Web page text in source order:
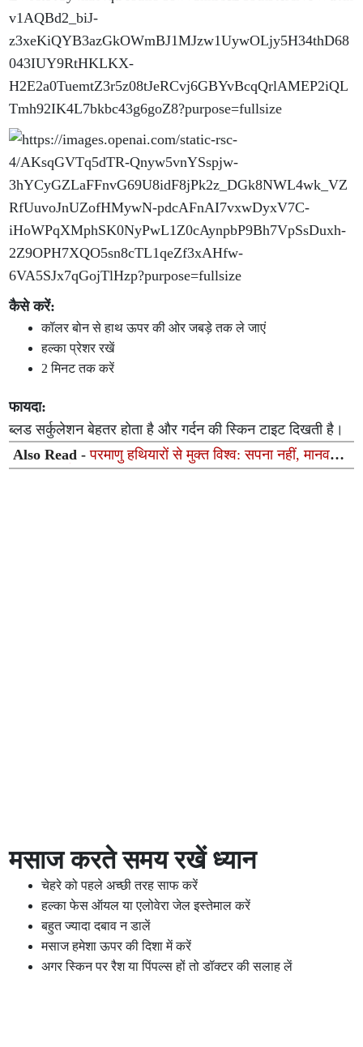
कैसे करें:
कॉलर बोन से हाथ ऊपर की ओर जबड़े तक ले जाएं
हल्का प्रेशर रखें
2 मिनट तक करें
फायदा:
ब्लड सर्कुलेशन बेहतर होता है और गर्दन की स्किन टाइट दिखती है।
Also Read -परमाणु हथियारों से मुक्त विश्व: सपना नहीं, मानवता
की अनिवार्य जरूरत
मसाज करते समय रखें ध्यान
चेहरे को पहले अच्छी तरह साफ करें
हल्का फेस ऑयल या एलोवेरा जेल इस्तेमाल करें
बहुत ज्यादा दबाव न डालें
मसाज हमेशा ऊपर की दिशा में करें
अगर स्किन पर रैश या पिंपल्स हों तो डॉक्टर की सलाह लें